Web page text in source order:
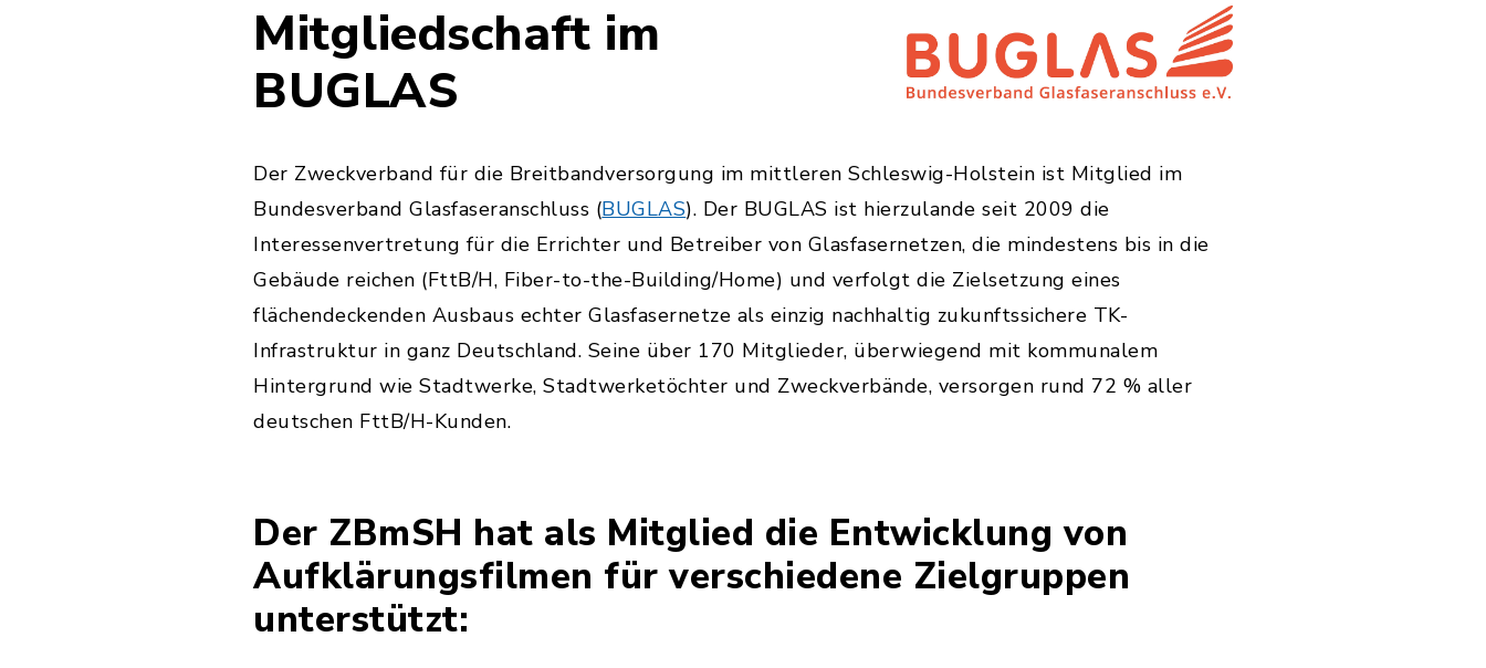
Mitgliedschaft im
BUGLAS
Der Zweckverband für die Breitbandversorgung im mittleren Schleswig-Holstein ist Mitglied im
Bundesverband Glasfaseranschluss (BUGLAS). Der BUGLAS ist hierzulande seit 2009 die
Interessenvertretung für die Errichter und Betreiber von Glasfasernetzen, die mindestens bis in die
Gebäude reichen (FttB/H, Fiber-to-the-Building/Home) und verfolgt die Zielsetzung eines
flächendeckenden Ausbaus echter Glasfasernetze als einzig nachhaltig zukunftssichere TK-
Infrastruktur in ganz Deutschland. Seine über 170 Mitglieder, überwiegend mit kommunalem
Hintergrund wie Stadtwerke, Stadtwerketöchter und Zweckverbände, versorgen rund 72 % aller
deutschen FttB/H-Kunden.
Der ZBmSH hat als Mitglied die Entwicklung von
Aufklärungsfilmen für verschiedene Zielgruppen
unterstützt: